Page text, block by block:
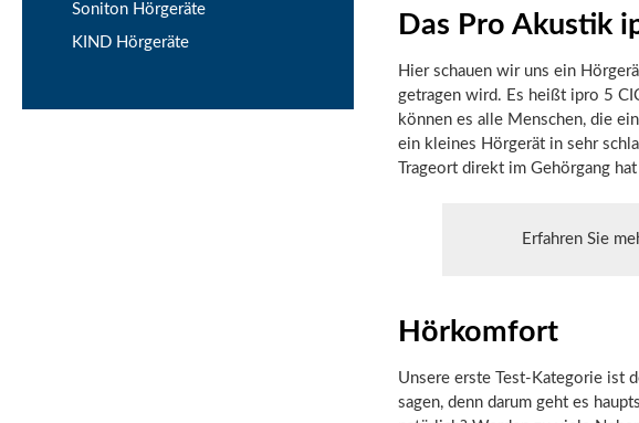
Das Pro Akustik
Hier schauen wir uns ein
getragen wird. Es heißt ipro 5
können es alle Menschen, die
ein kleines Hörgerät in sehr
Trageort direkt im Gehörgang
Erfahren Sie
Hörkomfort
Unsere erste Test-Kategorie ist
sagen, denn darum geht es
Soniton Hörgeräte
KIND Hörgeräte